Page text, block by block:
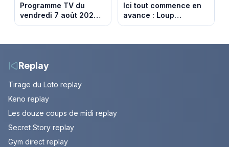
Programme TV du
vendredi 7 août 2026 :
notre sélection pour
Ici tout commence en
avance : Loup
découvre la trahison
10 août 2026 (spoiler)
Replay
Tirage du Loto replay
Keno replay
Les douze coups de midi replay
Secret Story replay
Gym direct replay